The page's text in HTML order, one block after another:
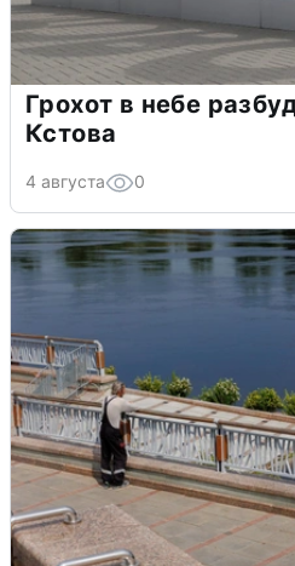
Грохот в небе
Кстова
4 августа 0